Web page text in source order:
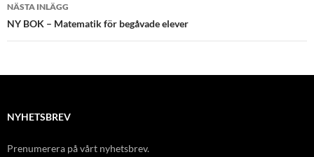
NÄSTA INLÄGG
NY BOK – Matematik för begåvade elever
NYHETSBREV
Prenumerera på vårt nyhetsbrev.